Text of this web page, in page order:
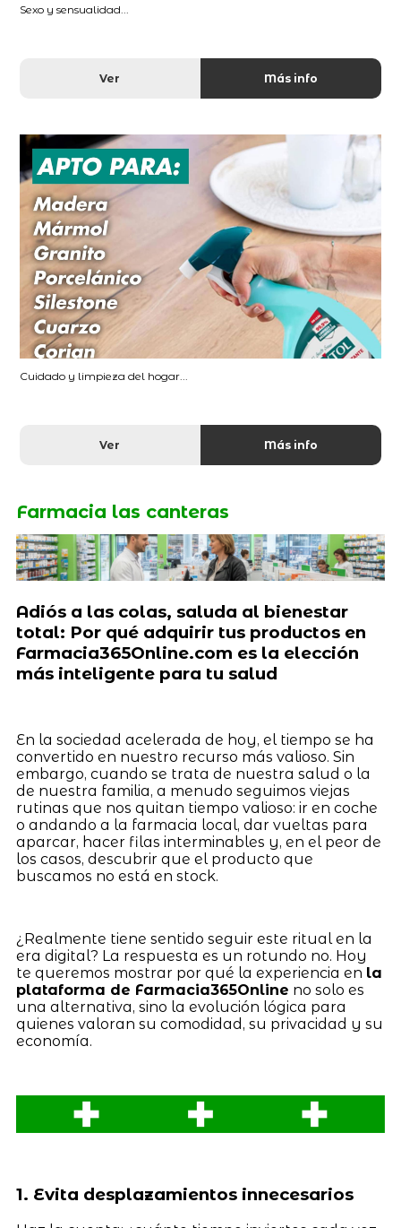
Sexo y sensualidad...
Ver Más info
Cuidado y limpieza del hogar...
Ver Más info
Farmacia las canteras
Adiós a las colas, saluda al bienestar
total: Por qué adquirir tus productos en
Farmacia365Online.com es la elección
más inteligente para tu salud
En la sociedad acelerada de hoy, el tiempo se ha
convertido en nuestro recurso más valioso. Sin
embargo, cuando se trata de nuestra salud o la
de nuestra familia, a menudo seguimos viejas
rutinas que nos quitan tiempo valioso: ir en coche
o andando a la farmacia local, dar vueltas para
aparcar, hacer filas interminables y, en el peor de
los casos, descubrir que el producto que
buscamos no está en stock.
¿Realmente tiene sentido seguir este ritual en la
era digital? La respuesta es un rotundo no. Hoy
te queremos mostrar por qué la experiencia en la
plataforma de Farmacia365Online no solo es
una alternativa, sino la evolución lógica para
quienes valoran su comodidad, su privacidad y su
economía.
1. Evita desplazamientos innecesarios